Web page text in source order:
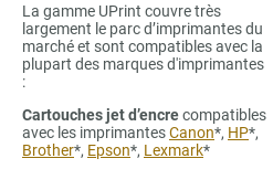
La gamme UPrint couvre très
largement le parc d’imprimantes du
marché et sont compatibles avec la
plupart des marques d'imprimantes
:
Cartouches jet d’encrecompatibles
avec les imprimantesCanon*, HP*,
Brother*, Epson*, Lexmark*